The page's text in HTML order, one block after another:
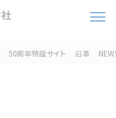
50周年特設サイト 沿革